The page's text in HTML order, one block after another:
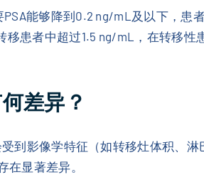
能够降到0.2 ng/mL及以下，患
患者中超过1.5 ng/mL，在转移性
差异？
到影像学特征（如转移灶体积、
在显著差异。